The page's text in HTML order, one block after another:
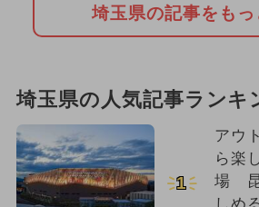
埼玉県の記事をもっ
埼玉県の人気記事ランキ
1
アウ
ら楽
場 昆